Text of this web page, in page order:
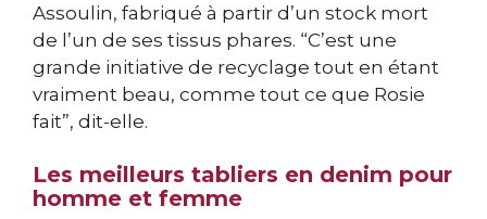
Assoulin, fabriqué à partir d’un stock mort
de l’un de ses tissus phares. “C’est une
grande initiative de recyclage tout en étant
vraiment beau, comme tout ce que Rosie
fait”, dit-elle.
Les meilleurs tabliers en denim pour
homme et femme